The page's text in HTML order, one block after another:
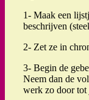
1- Maak een
beschrijven
2- Zet ze in
3- Begin de
Neem dan de
werk zo door tot